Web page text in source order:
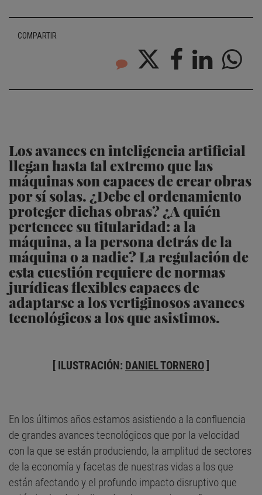
COMPARTIR
Los avances en inteligencia artificial
llegan hasta tal extremo que las
máquinas son capaces de crear obras
por sí solas. ¿Debe el ordenamiento
proteger dichas obras? ¿A quién
pertenece su titularidad: a la
máquina, a la persona detrás de la
máquina o a nadie? La regulación de
esta cuestión requiere de normas
jurídicas flexibles capaces de
adaptarse a los vertiginosos avances
tecnológicos a los que asistimos.
[ ILUSTRACIÓN: DANIEL TORNERO]
En los últimos años estamos asistiendo a la confluencia
de grandes avances tecnológicos que por la velocidad
con la que se están produciendo, la amplitud de sectores
de la economía y facetas de nuestras vidas a los que
están afectando y el profundo impacto disruptivo que